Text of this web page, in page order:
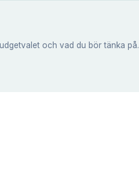
och vad du bör tänka på.